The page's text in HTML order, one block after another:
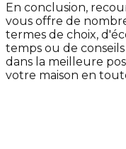
En conclusion,
vous offre de
termes de choix,
temps ou de
dans la meilleure
votre maison en